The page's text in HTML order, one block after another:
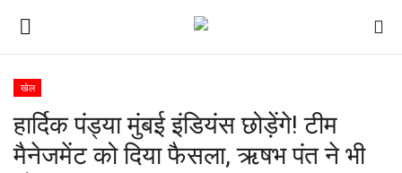
ई-पेपर
होम
खेल
हार्दिक पंड्या मुंबई इंडियंस छोड़ेंगे! टीम
मैनेजमेंट को दिया फैसला, ऋषभ पंत ने भी